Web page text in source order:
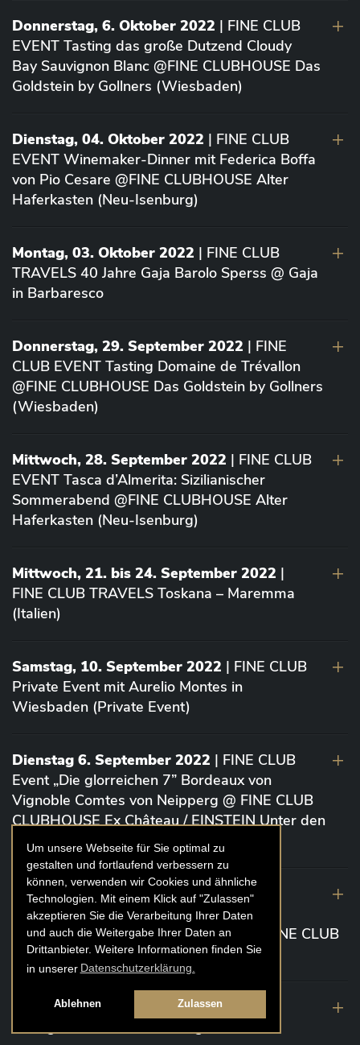
Um unsere Webseite für Sie optimal zu
gestalten und fortlaufend verbessern zu
können, verwenden wir Cookies und ähnliche
Technologien. Mit einem Klick auf "Zulassen"
akzeptieren Sie die Verarbeitung Ihrer Daten
und auch die Weitergabe Ihrer Daten an
Drittanbieter. Weitere Informationen finden Sie
in unserer Datenschutzerklärung.
Ablehnen Zulassen
Donnerstag, 6. Oktober 2022 | FINE CLUB
EVENT Tasting das große Dutzend Cloudy
Bay Sauvignon Blanc @FINE CLUBHOUSE Das
Goldstein by Gollners (Wiesbaden)
Dienstag, 04. Oktober 2022 | FINE CLUB
EVENT Winemaker-Dinner mit Federica Boffa
von Pio Cesare @FINE CLUBHOUSE Alter
Haferkasten (Neu-Isenburg)
Montag, 03. Oktober 2022 | FINE CLUB
TRAVELS 40 Jahre Gaja Barolo Sperss @ Gaja
in Barbaresco
Donnerstag, 29. September 2022 | FINE
CLUB EVENT Tasting Domaine de Trévallon
@FINE CLUBHOUSE Das Goldstein by Gollners
(Wiesbaden)
Mittwoch, 28. September 2022 | FINE CLUB
EVENT Tasca d’Almerita: Sizilianischer
Sommerabend @FINE CLUBHOUSE Alter
Haferkasten (Neu-Isenburg)
Mittwoch, 21. bis 24. September 2022 |
FINE CLUB TRAVELS Toskana – Maremma
(Italien)
Samstag, 10. September 2022 | FINE CLUB
Private Event mit Aurelio Montes in
Wiesbaden (Private Event)
Dienstag 6. September 2022 | FINE CLUB
Event „Die glorreichen 7” Bordeaux von
Vignoble Comtes von Neipperg @ FINE CLUB
CLUBHOUSE Ex Château / EINSTEIN Unter den
Linden (Berlin)
19. August 2022| FINE CLUB Academy
Caviar „Die glorreichen 7“ Riesling Große
Gewächse von der Mosel aus 2020 @ FINE CLUB
Clubhouse Prunier Cologne (Köln)
29. Juli 2022
| Weinbergwanderung
Weingüter Geheimrat J. Wegeler